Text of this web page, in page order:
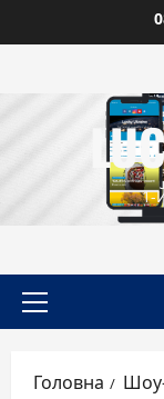
до
1-
Головне
Головна